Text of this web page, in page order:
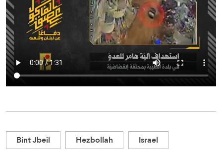
Bint Jbeil Hezbollah
Israel